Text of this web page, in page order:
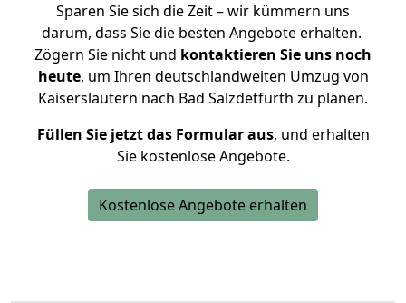
Sparen Sie sich die Zeit – wir kümmern uns
darum, dass Sie die besten Angebote erhalten.
Zögern Sie nicht und kontaktieren Sie uns noch
heute, um Ihren deutschlandweiten Umzug von
Kaiserslautern nach Bad Salzdetfurth zu planen.
Füllen Sie jetzt das Formular aus, und erhalten
Sie kostenlose Angebote.
Kostenlose Angebote erhalten